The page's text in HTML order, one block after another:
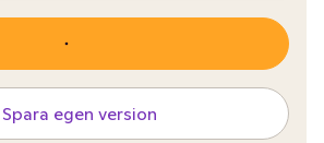
Spara egen version